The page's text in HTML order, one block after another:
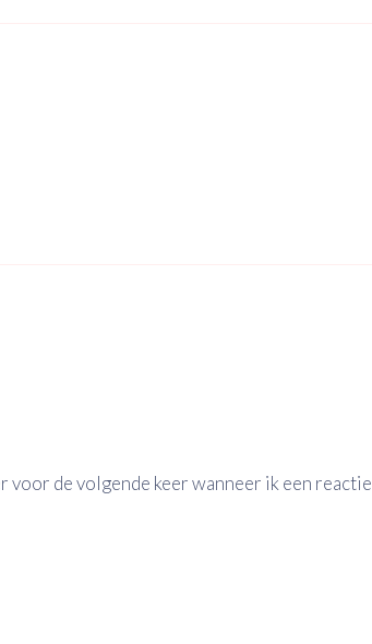
voor de volgende keer wanneer ik een reactie